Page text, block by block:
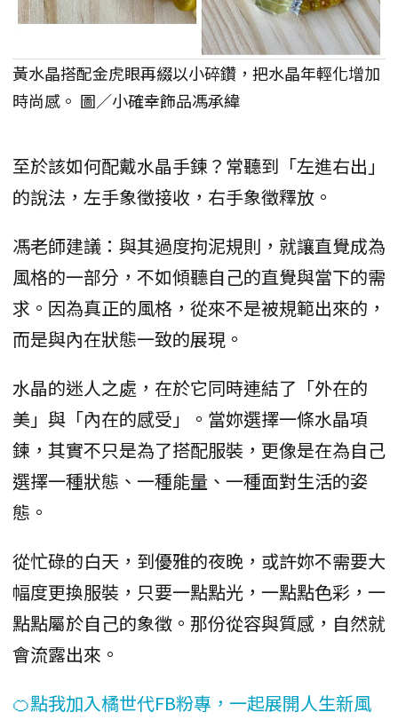
黃水晶搭配金虎眼再綴以小碎鑽，把水晶年輕化增加
時尚感。 圖／小確幸飾品馮承緯
至於該如何配戴水晶手鍊？常聽到「左進右出」
的說法，左手象徵接收，右手象徵釋放。
馮老師建議：與其過度拘泥規則，就讓直覺成為
風格的一部分，不如傾聽自己的直覺與當下的需
求。因為真正的風格，從來不是被規範出來的，
而是與內在狀態一致的展現。
水晶的迷人之處，在於它同時連結了「外在的
美」與「內在的感受」。當妳選擇一條水晶項
鍊，其實不只是為了搭配服裝，更像是在為自己
選擇一種狀態、一種能量、一種面對生活的姿
態。
從忙碌的白天，到優雅的夜晚，或許妳不需要大
幅度更換服裝，只要一點點光，一點點色彩，一
點點屬於自己的象徵。那份從容與質感，自然就
會流露出來。
🍊點我加入橘世代FB粉專，一起展開人生新風